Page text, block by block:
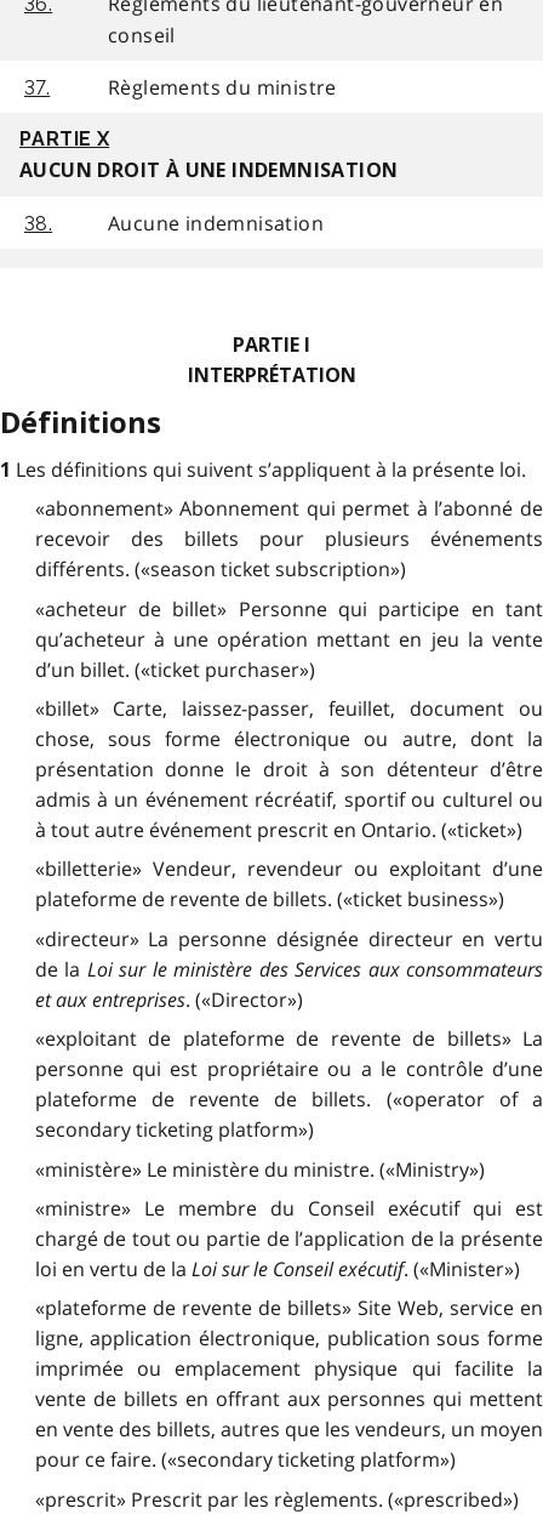
conseil
37. Règlements du ministre
PARTIE X
AUCUN DROIT À UNE INDEMNISATION
38. Aucune indemnisation
PARTIE I
INTERPRÉTATION
Définitions
1 Les définitions qui suivent s’appliquent à la présente loi.
«abonnement» Abonnement qui permet à l’abonné de
recevoir des billets pour plusieurs événements
différents. («season ticket subscription»)
«acheteur de billet» Personne qui participe en tant
qu’acheteur à une opération mettant en jeu la vente
d’un billet. («ticket purchaser»)
«billet» Carte, laissez-passer, feuillet, document ou
chose, sous forme électronique ou autre, dont la
présentation donne le droit à son détenteur d’être
admis à un événement récréatif, sportif ou culturel ou
à tout autre événement prescrit en Ontario. («ticket»)
«billetterie» Vendeur, revendeur ou exploitant d’une
plateforme de revente de billets. («ticket business»)
«directeur» La personne désignée directeur en vertu
de la Loi sur le ministère des Services aux consommateurs
et aux entreprises. («Director»)
«exploitant de plateforme de revente de billets» La
personne qui est propriétaire ou a le contrôle d’une
plateforme de revente de billets. («operator of a
secondary ticketing platform»)
«ministère» Le ministère du ministre. («Ministry»)
«ministre» Le membre du Conseil exécutif qui est
chargé de tout ou partie de l’application de la présente
loi en vertu de la Loi sur le Conseil exécutif. («Minister»)
«plateforme de revente de billets» Site Web, service en
ligne, application électronique, publication sous forme
imprimée ou emplacement physique qui facilite la
vente de billets en offrant aux personnes qui mettent
en vente des billets, autres que les vendeurs, un moyen
pour ce faire. («secondary ticketing platform»)
«prescrit» Prescrit par les règlements. («prescribed»)